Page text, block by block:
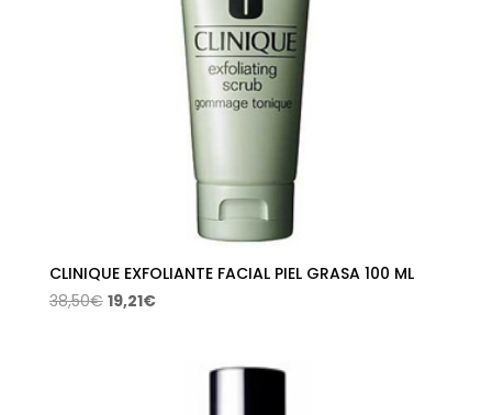
CLINIQUE EXFOLIANTE FACIAL PIEL GRASA 100 ML
38,50€ El
19,21€El